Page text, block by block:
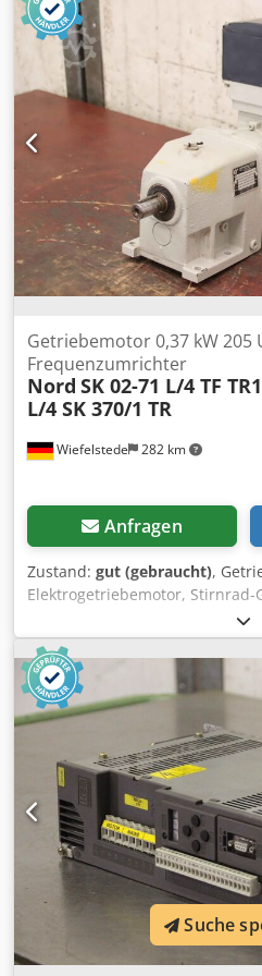
Wiefelstede 282 km
Getriebemotor 0,37 kW 205
Frequenzumrichter
Nord SK 02-71 L/4 TF
L/4 SK 370/1 TR
Anfragen
Zustand: gut (gebraucht),
Elektrogetriebemotor,
Nord, Getriebemotor mit
71 L/4 TF TR1 i= 6,89
U/min -Motor: Nord Typ SK 71 L/
Frequenzumrichter: Nordac Trio
40 mm -Anzahl: 3x
Stück -Abmessungen: 420/160/
Suche